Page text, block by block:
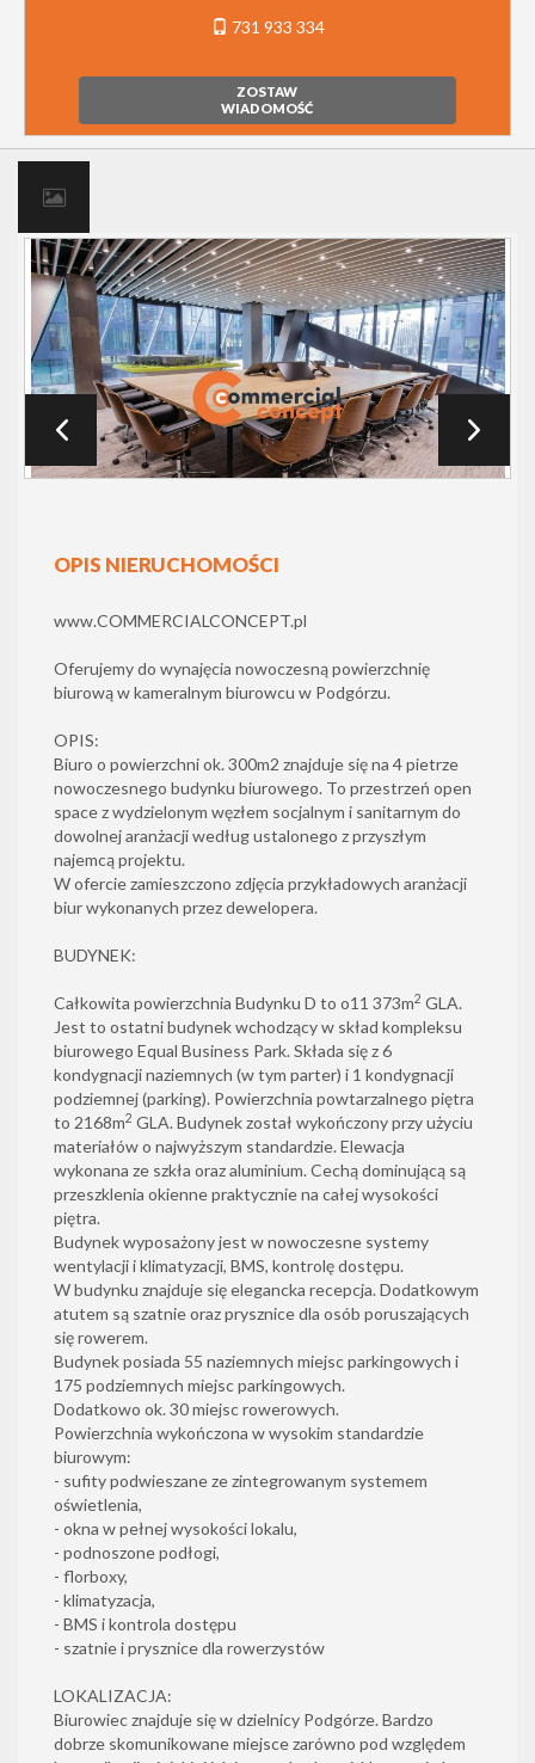
731 933 334
ZOSTAW
WIADOMOŚĆ
OPIS NIERUCHOMOŚCI
www.COMMERCIALCONCEPT.pl
Oferujemy do wynajęcia nowoczesną powierzchnię
biurową w kameralnym biurowcu w Podgórzu.
OPIS:
Biuro o powierzchni ok. 300m2 znajduje się na 4 pietrze
nowoczesnego budynku biurowego. To przestrzeń open
space z wydzielonym węzłem socjalnym i sanitarnym do
dowolnej aranżacji według ustalonego z przyszłym
najemcą projektu.
W ofercie zamieszczono zdjęcia przykładowych aranżacji
biur wykonanych przez dewelopera.
BUDYNEK:
Całkowita powierzchnia Budynku D to o11 373m2 GLA.
Jest to ostatni budynek wchodzący w skład kompleksu
biurowego Equal Business Park. Składa się z 6
kondygnacji naziemnych (w tym parter) i 1 kondygnacji
podziemnej (parking). Powierzchnia powtarzalnego piętra
to 2168m2 GLA. Budynek został wykończony przy użyciu
materiałów o najwyższym standardzie. Elewacja
wykonana ze szkła oraz aluminium. Cechą dominującą są
przeszklenia okienne praktycznie na całej wysokości
piętra.
Budynek wyposażony jest w nowoczesne systemy
wentylacji i klimatyzacji, BMS, kontrolę dostępu.
W budynku znajduje się elegancka recepcja. Dodatkowym
atutem są szatnie oraz prysznice dla osób poruszających
się rowerem.
Budynek posiada 55 naziemnych miejsc parkingowych i
175 podziemnych miejsc parkingowych.
Dodatkowo ok. 30 miejsc rowerowych.
Powierzchnia wykończona w wysokim standardzie
biurowym:
- sufity podwieszane ze zintegrowanym systemem
oświetlenia,
- okna w pełnej wysokości lokalu,
- podnoszone podłogi,
- florboxy,
- klimatyzacja,
- BMS i kontrola dostępu
- szatnie i prysznice dla rowerzystów
LOKALIZACJA:
Biurowiec znajduje się w dzielnicy Podgórze. Bardzo
dobrze skomunikowane miejsce zarówno pod względem